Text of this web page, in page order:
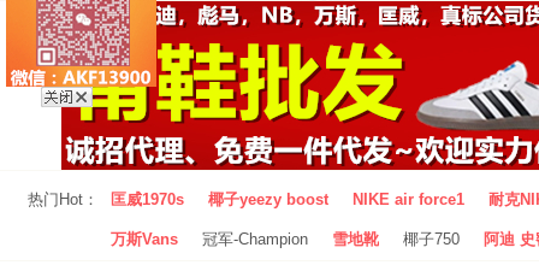
热门Hot： 匡威1970s 椰子yeezy boost NIKE air force1 耐克
万斯Vans 冠军-Champion 雪地靴 椰子750 阿迪